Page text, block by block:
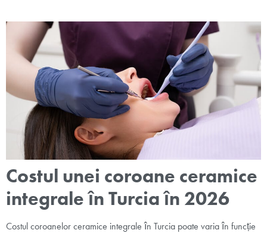
Costul unei coroane ceramice
integrale în Turcia în 2026
Costul coroanelor ceramice integrale în Turcia poate varia în funcție